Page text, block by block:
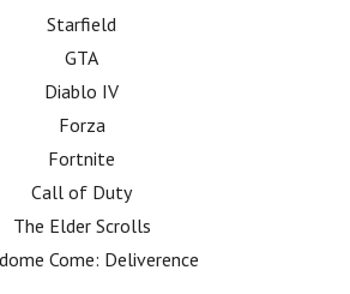
Starfield
GTA
Diablo IV
Forza
Fortnite
Call of Duty
The Elder Scrolls
Come: Deliverence